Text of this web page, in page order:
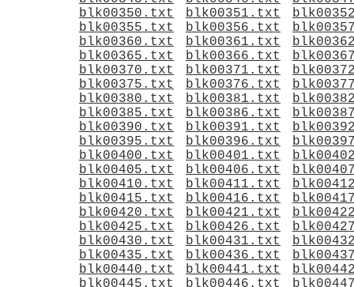
blk00350.txt
blk00351.txt
blk00355.txt
blk00356.txt
blk00360.txt
blk00361.txt
blk00365.txt
blk00366.txt
blk00370.txt
blk00371.txt
blk00375.txt
blk00376.txt
blk00380.txt
blk00381.txt
blk00385.txt
blk00386.txt
blk00390.txt
blk00391.txt
blk00395.txt
blk00396.txt
blk00400.txt
blk00401.txt
blk00405.txt
blk00406.txt
blk00410.txt
blk00411.txt
blk00415.txt
blk00416.txt
blk00420.txt
blk00421.txt
blk00425.txt
blk00426.txt
blk00430.txt
blk00431.txt
blk00435.txt
blk00436.txt
blk00440.txt
blk00441.txt
blk00445.txt
blk00446.txt